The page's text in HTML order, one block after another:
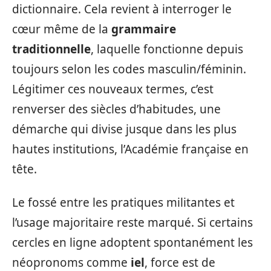
dictionnaire. Cela revient à interroger le
cœur même de la grammaire
traditionnelle, laquelle fonctionne depuis
toujours selon les codes masculin/féminin.
Légitimer ces nouveaux termes, c’est
renverser des siècles d’habitudes, une
démarche qui divise jusque dans les plus
hautes institutions, l’Académie française en
tête.
Le fossé entre les pratiques militantes et
l’usage majoritaire reste marqué. Si certains
cercles en ligne adoptent spontanément les
néopronoms comme iel, force est de